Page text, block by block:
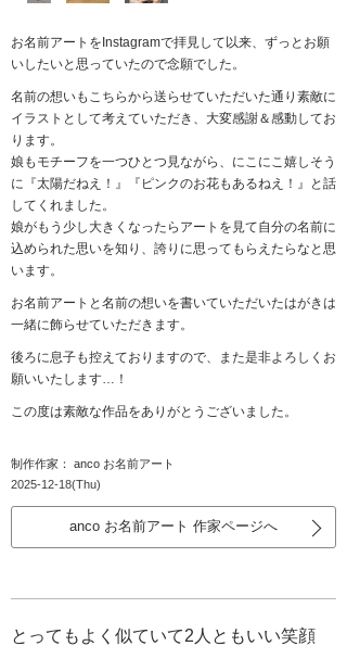
お名前アートをInstagramで拝見して以来、ずっとお願
いしたいと思っていたので念願でした。
名前の想いもこちらから送らせていただいた通り素敵に
イラストとして考えていただき、大変感謝＆感動してお
ります。
娘もモチーフを一つひとつ見ながら、にこにこ嬉しそう
に『太陽だねえ！』『ピンクのお花もあるねえ！』と話
してくれました。
娘がもう少し大きくなったらアートを見て自分の名前に
込められた思いを知り、誇りに思ってもらえたらなと思
います。
お名前アートと名前の想いを書いていただいたはがきは
一緒に飾らせていただきます。
後ろに息子も控えておりますので、また是非よろしくお
願いいたします…！
この度は素敵な作品をありがとうございました。
制作作家： anco お名前アート
2025-12-18(Thu)
anco お名前アート 作家ページへ
とってもよく似ていて2人ともいい笑顔